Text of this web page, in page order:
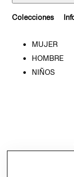
Colecciones
MUJER
HOMBRE
NIÑOS